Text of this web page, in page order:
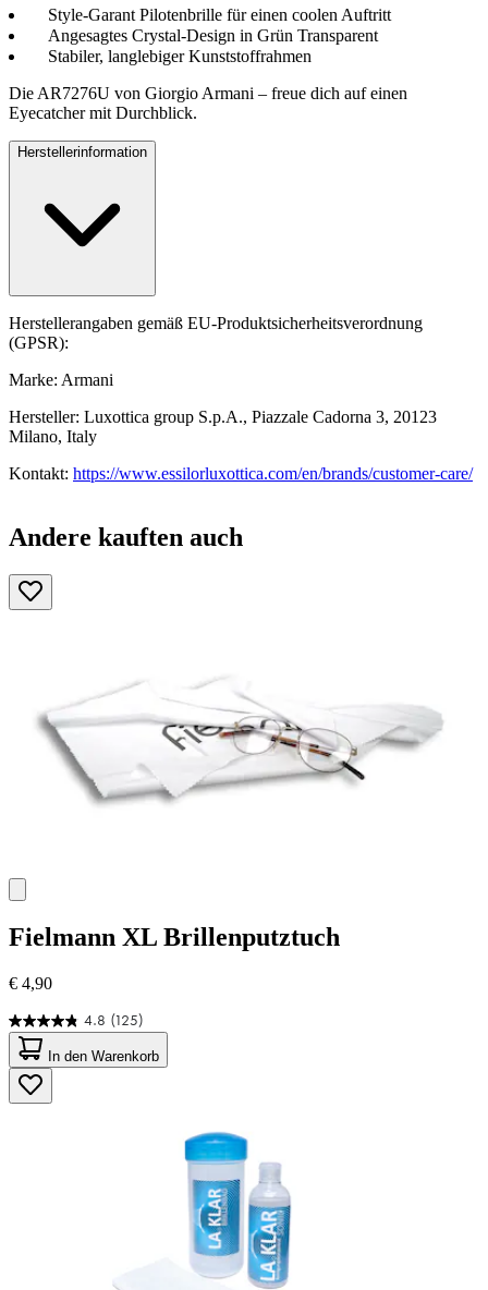
Style-Garant Pilotenbrille für einen coolen Auftritt
Angesagtes Crystal-Design in Grün Transparent
Stabiler, langlebiger Kunststoffrahmen
Die AR7276U von Giorgio Armani – freue dich auf einen
Eyecatcher mit Durchblick.
Herstellerinformation
Herstellerangaben gemäß EU-Produktsicherheitsverordnung
(GPSR):
Marke: Armani
Hersteller: Luxottica group S.p.A., Piazzale Cadorna 3, 20123
Milano, Italy
Kontakt: https://www.essilorluxottica.com/en/brands/customer-care/
Andere kauften auch
Fielmann XL Brillenputztuch
€ 4,90
4.8 (125)
4.8
von
5
Sternen.
125
In den Warenkorb